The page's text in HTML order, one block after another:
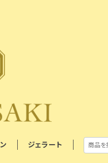
ジェラート